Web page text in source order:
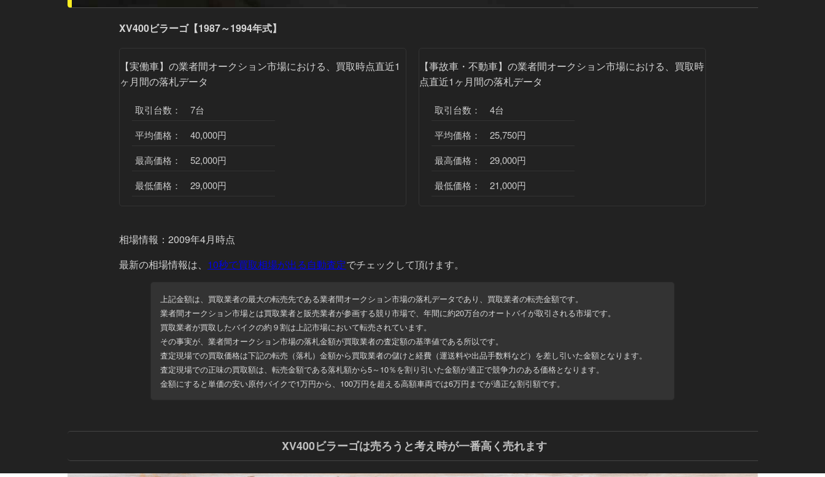
XV400ビラーゴ【1987～1994年式】
【実働車】 の業者間オークション市場における、買取時点直近1
ヶ月間の落札データ
取引台数： 7台
平均価格： 40,000円
最高価格： 52,000円
最低価格： 29,000円
【事故車・不動車】 の業者間オークション市場における、買取時
点直近1ヶ月間の落札データ
取引台数： 4台
平均価格： 25,750円
最高価格： 29,000円
最低価格： 21,000円
相場情報：2009年4月時点
最新の相場情報は、 10秒で買取相場が出る自動査定でチェックして頂けます。
上記金額は、買取業者の最大の転売先である業者間オークション市場の落札データであり、 買取業者の転売金額です。
業者間オークション市場とは買取業者と販売業者が参画する競り市場で、年間に約20万台のオートバイが取引される市場です。
買取業者が買取したバイクの約９割は上記市場において転売されています。
その事実が、業者間オークション市場の落札金額が買取業者の査定額の基準値である所以です。
査定現場での買取価格は下記の転売（落札）金額から買取業者の儲けと経費（運送料や出品手数料など）を差し引いた金額となります。
査定現場での正味の買取額は、転売金額である落札額から5～10％を割り引いた金額が適正で競争力のある価格となります。
金額にすると単価の安い原付バイクで1万円から、100万円を超える高額車両では6万円までが適正な割引額です。
XV400ビラーゴは売ろうと考え時が一番高く売れます